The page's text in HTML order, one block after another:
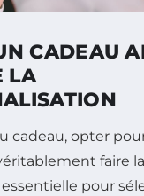
CADEAU
LA
cadeau, opter
faire
pour